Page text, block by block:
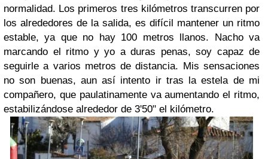
normalidad. Los primeros tres kilómetros transcurren por
los alrededores de la salida, es difícil mantener un ritmo
estable, ya que no hay 100 metros llanos. Nacho va
marcando el ritmo y yo a duras penas, soy capaz de
seguirle a varios metros de distancia. Mis sensaciones
no son buenas, aun así intento ir tras la estela de mi
compañero, que paulatinamente va aumentando el ritmo,
estabilizándose alrededor de 3'50" el kilómetro.